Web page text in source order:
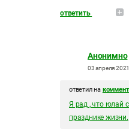
ответить
Анонимно
03 апреля
ответил на
Я рад , что юлай
празднике жизни.